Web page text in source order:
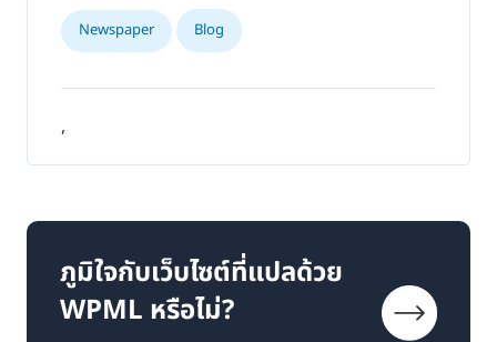
Newspaper Blog
,
ภูมิใจกับเว็บไซต์ที่แปลด้วย
WPML หรือไม่?